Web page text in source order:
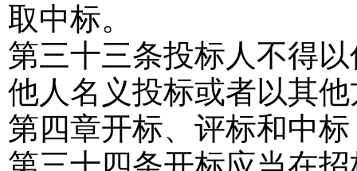
取中标。
第三十三条投标人不得
他人名义投标或者以其
第四章开标、评标和中标